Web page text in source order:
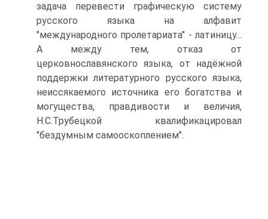
задача перевести графическую систему
русского языка на алфавит
"международного пролетариата" - латиницу...
А между тем, отказ от
церковнославянского языка, от надёжной
поддержки литературного русского языка,
неиссякаемого источника его богатства и
могущества, правдивости и величия,
Н.С.Трубецкой квалификацировал
"бездумным самооскоплением".